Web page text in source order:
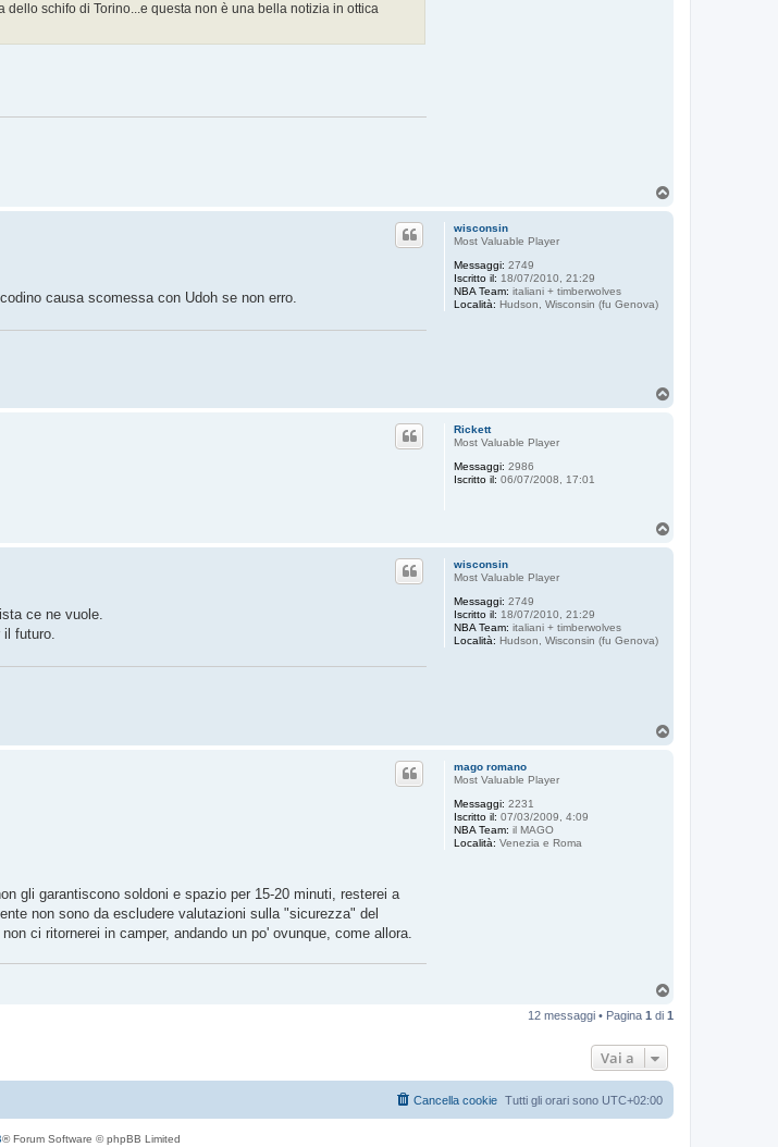
schifo di Torino...e questa non è una bella notizia in ottica
wisconsin
Most Valuable Player
Messaggi: 2749
Iscritto il: 18/07/2010, 21:29
NBA Team: italiani + timberwolves
Località: Hudson, Wisconsin (fu Genova)
causa scomessa con Udoh se non erro.
Rickett
Most Valuable Player
Messaggi: 2986
Iscritto il: 06/07/2008, 17:01
wisconsin
Most Valuable Player
Messaggi: 2749
Iscritto il: 18/07/2010, 21:29
NBA Team: italiani + timberwolves
Località: Hudson, Wisconsin (fu Genova)
ce ne vuole.
futuro.
mago romano
Most Valuable Player
Messaggi: 2231
Iscritto il: 07/03/2009, 4:09
NBA Team: il MAGO
Località: Venezia e Roma
gli garantiscono soldoni e spazio per 15-20 minuti, resterei a
non sono da escludere valutazioni sulla "sicurezza" del
ci ritornerei in camper, andando un po' ovunque, come allora.
p
12 messaggi • Pagina 1 di 1
Vai a
Tutti gli orari sono UTC+02:00
Cancella cookie
® Forum Software © phpBB Limited